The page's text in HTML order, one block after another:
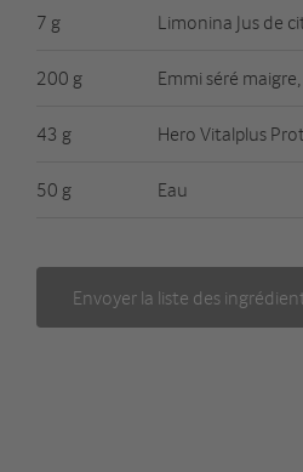
7 g Limonina Jus de
200 g Emmi séré
43 g Hero Vitalplus
50 g Eau
Envoyer la liste des